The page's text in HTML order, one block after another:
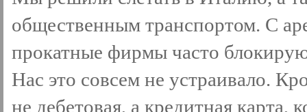
общественным транспортом. С
прокатные фирмы часто
Нас это совсем не устраивало.
не дебетовая, а кредитная